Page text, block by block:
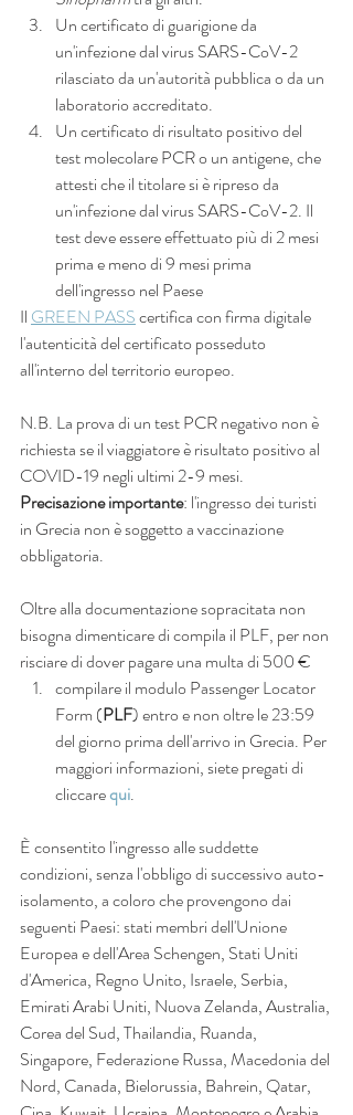
Un certificato di guarigione da
un'infezione dal virus SARS-CoV-2
rilasciato da un'autorità pubblica o da un
laboratorio accreditato.
Un certificato di risultato positivo del
test molecolare PCR o un antigene, che
attesti che il titolare si è ripreso da
un'infezione dal virus SARS-CoV-2. Il
test deve essere effettuato più di 2 mesi
prima e meno di 9 mesi prima
dell'ingresso nel Paese
Il GREEN PASS certifica con firma digitale
l'autenticità del certificato posseduto
all'interno del territorio europeo.
N.B. La prova di un test PCR negativo non è
richiesta se il viaggiatore è risultato positivo al
COVID-19 negli ultimi 2-9 mesi.
Precisazione importante: l'ingresso dei turisti
in Grecia non è soggetto a vaccinazione
obbligatoria.
Oltre alla documentazione sopracitata non
bisogna dimenticare di compila il PLF, per non
risciare di dover pagare una multa di 500 €
compilare il modulo Passenger Locator
Form (PLF) entro e non oltre le 23:59
del giorno prima dell'arrivo in Grecia. Per
maggiori informazioni, siete pregati di
cliccare qui.
È consentito l'ingresso alle suddette
condizioni, senza l'obbligo di successivo auto-
isolamento, a coloro che provengono dai
seguenti Paesi: stati membri dell'Unione
Europea e dell'Area Schengen, Stati Uniti
d'America, Regno Unito, Israele, Serbia,
Emirati Arabi Uniti, Nuova Zelanda, Australia,
Corea del Sud, Thailandia, Ruanda,
Singapore, Federazione Russa, Macedonia del
Nord, Canada, Bielorussia, Bahrein, Qatar,